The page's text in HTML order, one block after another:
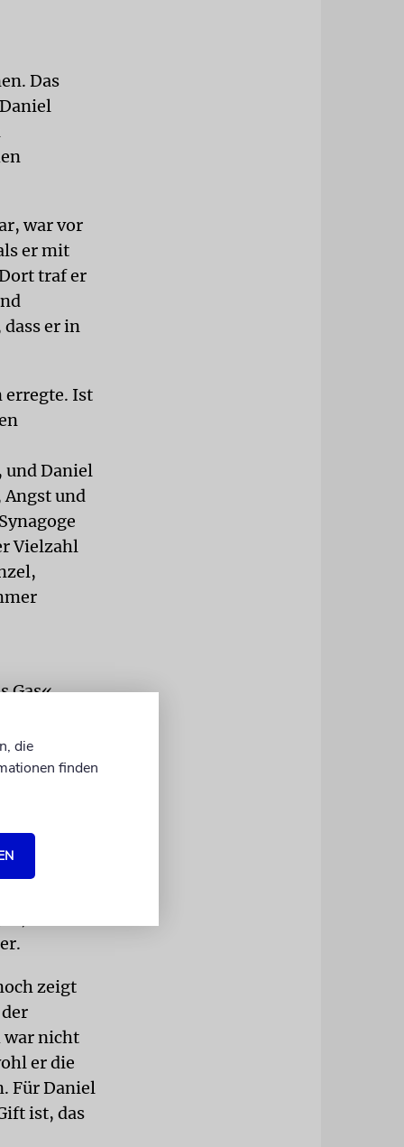
Das
war vor
er mit
traf er
er in
erregte. Ist
und Daniel
und
Vielzahl
Gas«
ganz
eher
weil
zeigt
war nicht
er die
Für Daniel
ist, das
die
finden